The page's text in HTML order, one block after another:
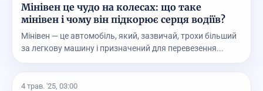
Мінівен це чудо на колесах: що таке
мінівен і чому він підкорює серця водіїв?
Мінівен — це автомобіль, який, зазвичай, трохи більший
за легкову машину і призначений для перевезення...
4 трав. '25, 03:00